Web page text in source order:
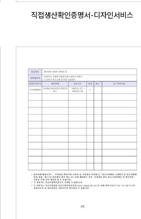
직접생산확인증명서-디자인서비스